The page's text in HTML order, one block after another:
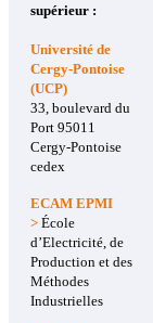
supérieur :
Université de
Cergy-Pontoise
(UCP)
33, boulevard du
Port 95011
Cergy-Pontoise
cedex
ECAM EPMI
> École
d’Electricité, de
Production et des
Méthodes
Industrielles